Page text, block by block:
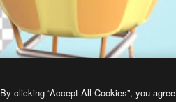
By clicking “Accept All Cookies”, you